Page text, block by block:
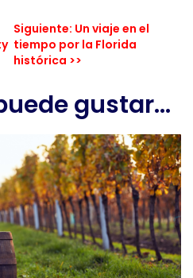
Siguiente: Un viaje en el
tiempo por la Florida
histórica >>
gustar...